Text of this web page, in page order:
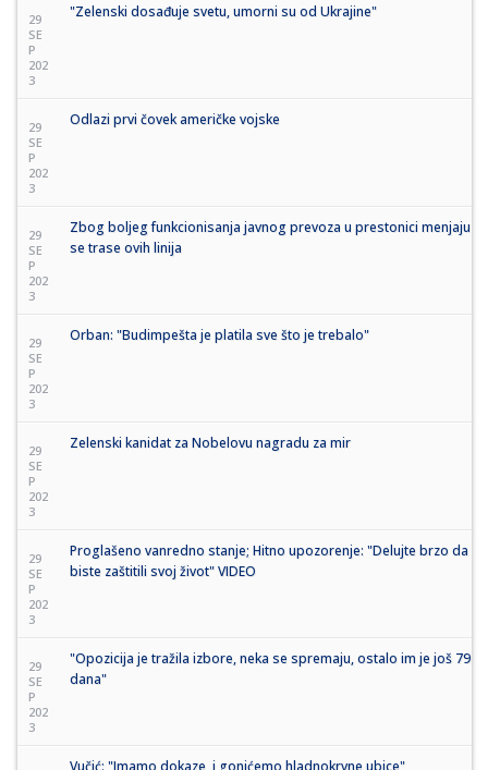
29
SE
P
202
3
"Zelenski dosađuje svetu, umorni su od Ukrajine"
29
SE
P
202
3
Odlazi prvi čovek američke vojske
29
SE
P
202
3
Zbog boljeg funkcionisanja javnog prevoza u prestonici menjaju
se trase ovih linija
29
SE
P
202
3
Orban: "Budimpešta je platila sve što je trebalo"
29
SE
P
202
3
Zelenski kanidat za Nobelovu nagradu za mir
29
SE
P
202
3
Proglašeno vanredno stanje; Hitno upozorenje: "Delujte brzo da
biste zaštitili svoj život" VIDEO
29
SE
P
202
3
"Opozicija je tražila izbore, neka se spremaju, ostalo im je još 79
dana"
Vučić: "Imamo dokaze, i gonićemo hladnokrvne ubice"